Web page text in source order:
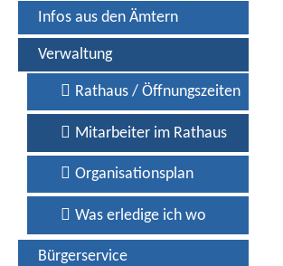
Infos aus den Ämtern
Verwaltung
Rathaus / Öffnungszeiten
Mitarbeiter im Rathaus
Organisationsplan
Was erledige ich wo
Bürgerservice